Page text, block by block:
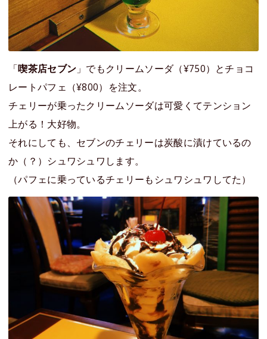
「喫茶店セブン 」でもクリームソーダ（¥750）とチョコ
レートパフェ（¥800）を注文。
チェリーが乗ったクリームソーダは可愛くてテンション
上がる！大好物。
それにしても、セブンのチェリーは炭酸に漬けているの
か（？）シュワシュワします。
（パフェに乗っているチェリーもシュワシュワしてた）